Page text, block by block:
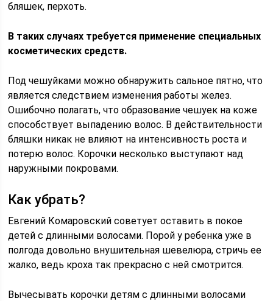
бляшек, перхоть.
В таких случаях требуется применение специальных
косметических средств.
Под чешуйками можно обнаружить сальное пятно, что
является следствием изменения работы желез.
Ошибочно полагать, что образование чешуек на коже
способствует выпадению волос. В действительности
бляшки никак не влияют на интенсивность роста и
потерю волос. Корочки несколько выступают над
наружными покровами.
Как убрать?
Евгений Комаровский советует оставить в покое
детей с длинными волосами. Порой у ребенка уже в
полгода довольно внушительная шевелюра, стричь ее
жалко, ведь кроха так прекрасно с ней смотрится.
Вычесывать корочки детям с длинными волосами